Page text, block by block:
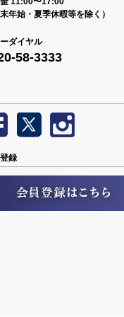
末年始・夏季休暇等を除く）
ダイヤル
58-3333
録